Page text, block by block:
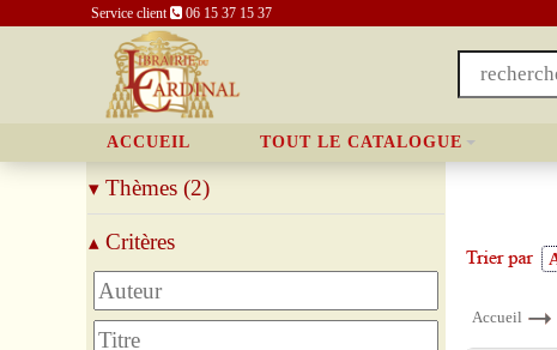
Service client 06 15 37 15 37
ACCUEIL TOUT LE CATALOGUE
▾ Thèmes (2)
Economie
▴ Critères
Accueil